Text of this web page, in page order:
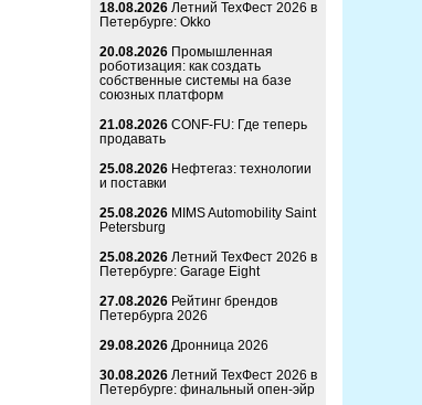
18.08.2026 Летний ТехФест 2026 в
Петербурге: Okko
20.08.2026 Промышленная
роботизация: как создать
собственные системы на базе
союзных платформ
21.08.2026 CONF-FU: Где теперь
продавать
25.08.2026 Нефтегаз: технологии
и поставки
25.08.2026 MIMS Automobility Saint
Petersburg
25.08.2026 Летний ТехФест 2026 в
Петербурге: Garage Eight
27.08.2026 Рейтинг брендов
Петербурга 2026
29.08.2026 Дронница 2026
30.08.2026 Летний ТехФест 2026 в
Петербурге: финальный опен-эйр